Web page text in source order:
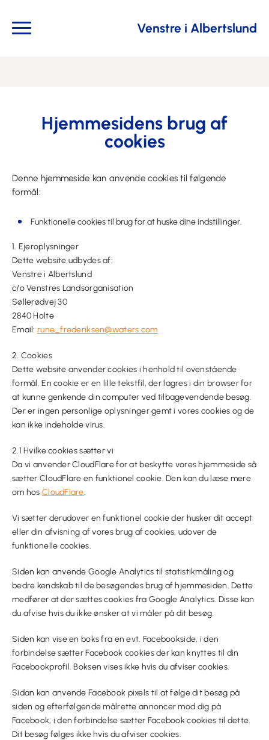
Venstre i Albertslund
Hjemmesidens brug af
cookies
Denne hjemmeside kan anvende cookies til følgende
formål:
Funktionelle cookies til brug for at huske dine indstillinger.
1. Ejeroplysninger
Dette website udbydes af:
Venstre i Albertslund
c/o Venstres Landsorganisation
Søllerødvej 30
2840 Holte
Email: rune_frederiksen@waters.com
2. Cookies
Dette website anvender cookies i henhold til ovenstående
formål. En cookie er en lille tekstfil, der lagres i din browser for
at kunne genkende din computer ved tilbagevendende besøg.
Der er ingen personlige oplysninger gemt i vores cookies og de
kan ikke indeholde virus.
2.1 Hvilke cookies sætter vi
Da vi anvender CloudFlare for at beskytte vores hjemmeside så
sætter CloudFlare en funktionel cookie. Den kan du læse mere
om hos CloudFlare.
Vi sætter derudover en funktionel cookie der husker dit accept
eller din afvisning af vores brug af cookies, udover de
funktionelle cookies.
Siden kan anvende Google Analytics til statistikmåling og
bedre kendskab til de besøgendes brug af hjemmesiden. Dette
medfører at der sættes cookies fra Google Analytics. Disse kan
du afvise hvis du ikke ønsker at vi måler på dit besøg.
Siden kan vise en boks fra en evt. Facebookside, i den
forbindelse sætter Facebook cookies der kan knyttes til din
Facebookprofil. Boksen vises ikke hvis du afviser cookies.
Sidan kan anvende Facebook pixels til at følge dit besøg på
siden og efterfølgende målrette annoncer mod dig på
Facebook, i den forbindelse sætter Facebook cookies til dette.
Dit besøg følges ikke hvis du afviser cookies.